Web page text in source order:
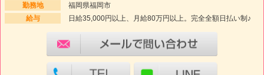
勤務地
福岡県福岡市
給与
日給35,000円以上、月給80万円以上。完全全額日払い制♪